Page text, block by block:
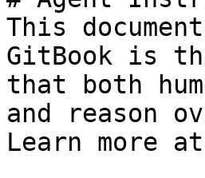
This
GitBook is
that both
and reason
Learn more